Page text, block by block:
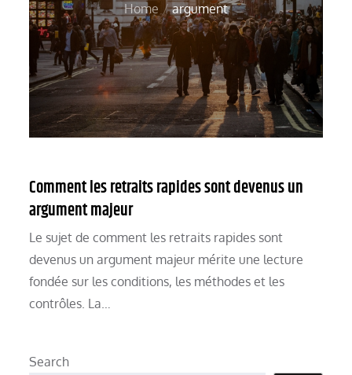
Home argument
Comment les retraits rapides sont devenus un
argument majeur
Le sujet de comment les retraits rapides sont
devenus un argument majeur mérite une lecture
fondée sur les conditions, les méthodes et les
contrôles. La…
Search